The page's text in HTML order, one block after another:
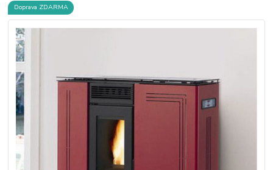
Doprava ZDARMA